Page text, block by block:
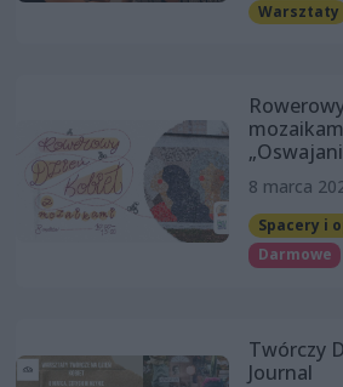
Warsztaty
8 marca
Spacery i
Darmowe
Twórczy
Journal